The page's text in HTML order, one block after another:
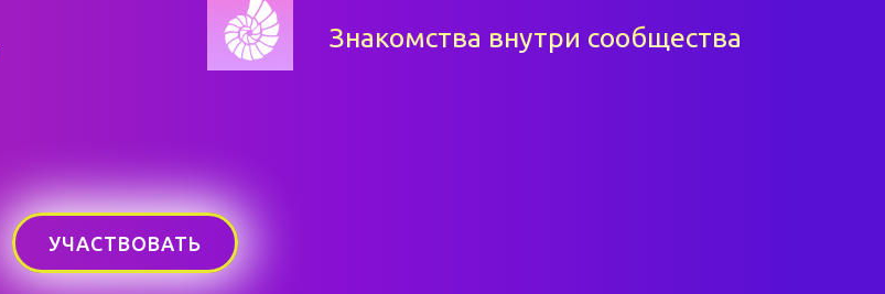
Знакомства внутри сообщества
УЧАСТВОВАТЬ